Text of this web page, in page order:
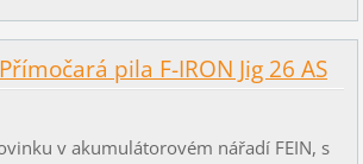
pila F-IRON Jig 26 AS
v akumulátorovém nářadí FEIN, s